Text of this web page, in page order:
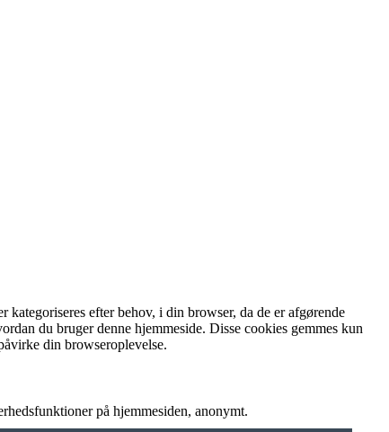
efter behov, i din browser, da de er afgørende
du bruger denne hjemmeside. Disse cookies gemmes kun
din browseroplevelse.
på hjemmesiden, anonymt.